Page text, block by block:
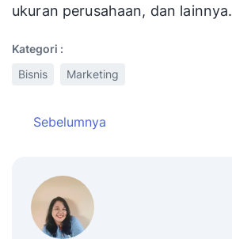
ukuran perusahaan, dan lainnya.
Kategori :
Bisnis
Marketing
Sebelumnya